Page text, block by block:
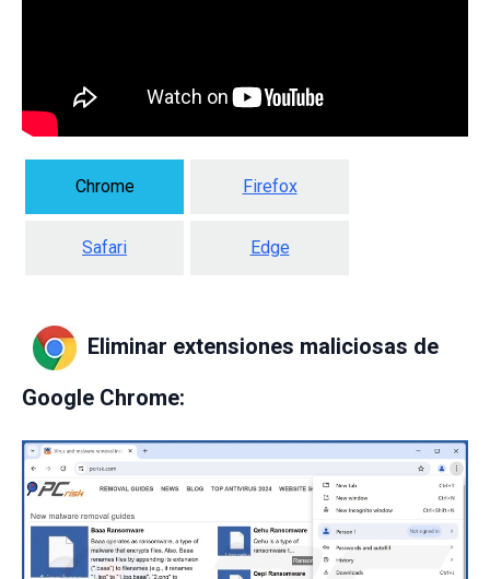
Chrome Firefox
Safari Edge
Eliminar extensiones maliciosas de
Google Chrome: